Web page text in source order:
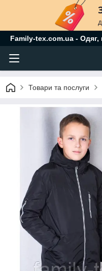
Family-tex.com.ua - Одяг,
Товари та послуги